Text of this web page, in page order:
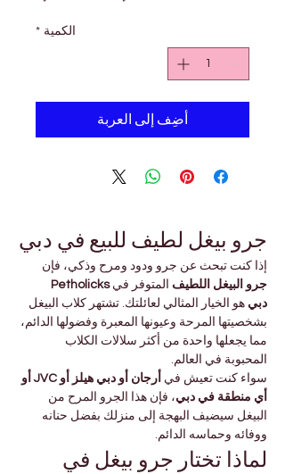
الكمية *
أضِف إلى العربة
جرو بيغل لطيف للبيع في دبي
إذا كنت تبحث عن جرو ودود ومرح وذكي، فإن
جرو البيغل اللطيف المتوفر في
دبي هو الخيار المثالي لعائلتك. تشتهر كلاب البيغل
بشخصيتها المرحة وعيونها المعبرة وفضولها الدائم،
مما يجعلها واحدة من أكثر سلالات الكلاب
المحبوبة في العالم.
سواء كنت تعيش في
أرجان أو دبي هيلز أو JVC أو
أي منطقة في دبي، فإن هذا الجرو المرح من
البيغل سيضيف البهجة إلى منزلك بفضل حنانه
ووفائه وحماسه الدائم.
لماذا تختار جرو بيغل في